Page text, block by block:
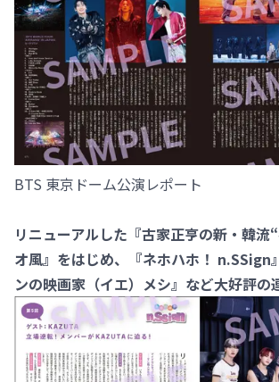
BTS 東京ドーム公演レポート
リニューアルした『古家正亨の新・韓流
オ風』をはじめ、『ネホハホ！ n.SSign
ンの映画家（イエ）メシ』など大好評の